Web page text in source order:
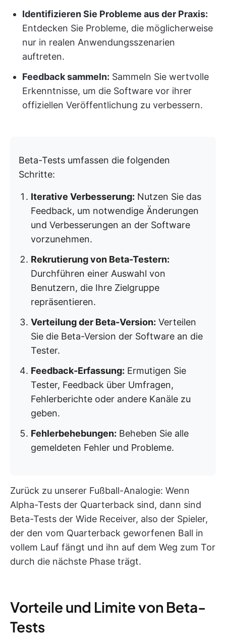
Identifizieren Sie Probleme aus der Praxis:
Entdecken Sie Probleme, die möglicherweise
nur in realen Anwendungsszenarien
auftreten.
Feedback sammeln: Sammeln Sie wertvolle
Erkenntnisse, um die Software vor ihrer
offiziellen Veröffentlichung zu verbessern.
Beta-Tests umfassen die folgenden
Schritte:
Iterative Verbesserung: Nutzen Sie das
Feedback, um notwendige Änderungen
und Verbesserungen an der Software
vorzunehmen.
Rekrutierung von Beta-Testern:
Durchführen einer Auswahl von
Benutzern, die Ihre Zielgruppe
repräsentieren.
Verteilung der Beta-Version: Verteilen
Sie die Beta-Version der Software an die
Tester.
Feedback-Erfassung: Ermutigen Sie
Tester, Feedback über Umfragen,
Fehlerberichte oder andere Kanäle zu
geben.
Fehlerbehebungen: Beheben Sie alle
gemeldeten Fehler und Probleme.
Zurück zu unserer Fußball-Analogie: Wenn
Alpha-Tests der Quarterback sind, dann sind
Beta-Tests der Wide Receiver, also der Spieler,
der den vom Quarterback geworfenen Ball in
vollem Lauf fängt und ihn auf dem Weg zum Tor
durch die nächste Phase trägt.
Vorteile und Limite von Beta-
Tests